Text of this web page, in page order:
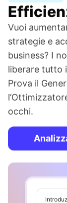
Vuoi
strategie e
business? I
liberare tutto
Prova il
occhi.